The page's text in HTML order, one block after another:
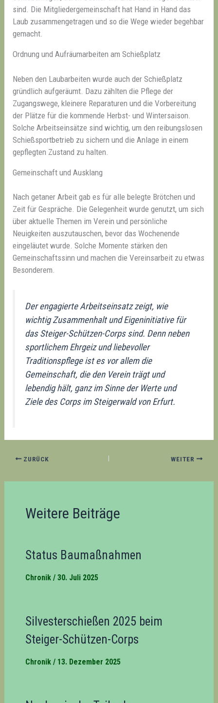
sind. Die Mitgliedergemeinschaft hat Hand in Hand das
Laub zusammengetragen und so die Wege wieder begehbar
gemacht.
Ordnung und Aufräumarbeiten am Schießplatz
Neben den Laubarbeiten wurde auch der Schießplatz
gründlich aufgeräumt. Dazu zählten die Pflege der
Zugangswege, kleinere Reparaturen und die Vorbereitung
der Plätze für die kommende Herbst- und Wintersaison.
Solche Arbeitseinsätze sind wichtig, um den reibungslosen
Schießsportbetrieb zu sichern und die Anlage in einem
gepflegten Zustand zu halten.
Gemeinschaft und Ausklang
Nach getaner Arbeit gab es für alle belegte Brötchen und
Zeit für Gespräche. Die Gelegenheit wurde genutzt, um sich
über aktuelle Themen im Verein und persönliche
Neuigkeiten auszutauschen, bevor das Wochenende
eingeläutet wurde. Solche Momente stärken den
Gemeinschaftssinn und machen die Vereinsarbeit zu etwas
Besonderem.
Der engagierte Arbeitseinsatz zeigt, wie
wichtig Zusammenhalt und Eigeninitiative für
das Steiger-Schützen-Corps sind. Denn neben
sportlichem Ehrgeiz und liebevoller
Traditionspflege ist es vor allem die
Gemeinschaft, die den Verein trägt und
lebendig hält, ganz im Sinne der Werte und
Ziele des Corps im Steigerwald von Erfurt.
ZURÜCK WEITER
Weitere Beiträge
Status Baumaßnahmen
Chronik/ 30. Juli 2025
Silvesterschießen 2025 beim
Steiger-Schützen-Corps
Chronik/ 13. Dezember 2025